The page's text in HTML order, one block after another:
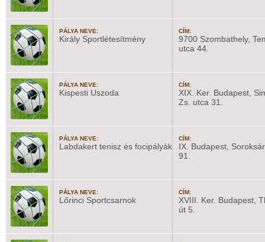
PÁLYA NEVE:
Király Sportlétesítmény
CÍM:
9700 Szombathely,
utca 44.
PÁLYA NEVE:
Kispesti Uszoda
CÍM:
XIX. Ker. Budapest,
Zs. utca 31.
PÁLYA NEVE:
Labdakert tenisz és focipályák
CÍM:
IX. Budapest,
91.
PÁLYA NEVE:
Lőrinci Sportcsarnok
CÍM:
XVIII. Ker. Budapest,
út 5.